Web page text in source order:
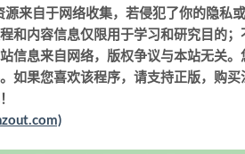
源来自于网络收集，若侵犯了你的隐私
和内容信息仅限用于学习和研究目的
信息来自网络，版权争议与本站无关
如果您喜欢该程序，请支持正版，购